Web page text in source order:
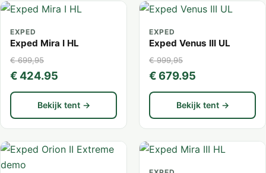
EXPED
Exped Mira I HL
€ 699,95
€ 424.95
Bekijk tent →
EXPED
Exped Venus III UL
€ 999,95
€ 679.95
Bekijk tent →